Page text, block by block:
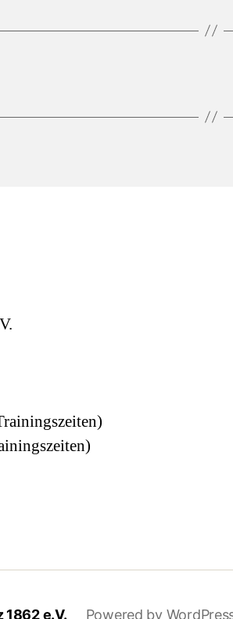
e.V. Powered by